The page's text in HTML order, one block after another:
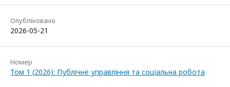
Опубліковано
2026-05-21
Номер
Том 1 (2026): Публічне управління та соціальна робота